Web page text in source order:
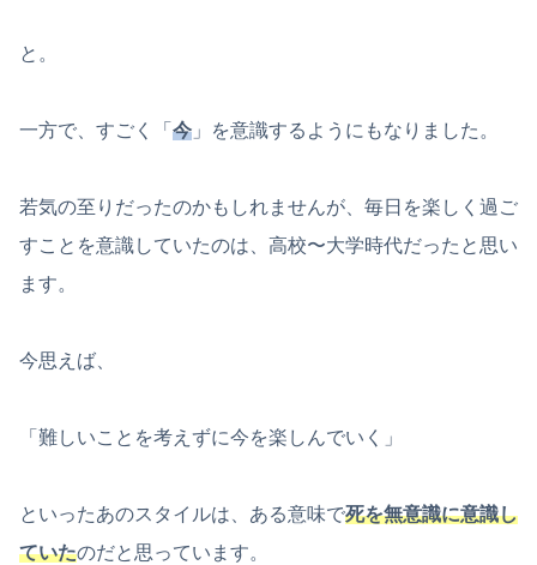
と。
一方で、すごく「 今 」を意識するようにもなりました。
若気の至りだったのかもしれませんが、毎日を楽しく過ご
すことを意識していたのは、高校〜大学時代だったと思い
ます。
今思えば、
「難しいことを考えずに今を楽しんでいく」
といったあのスタイルは、ある意味で死を無意識に意識し
ていたのだと思っています。